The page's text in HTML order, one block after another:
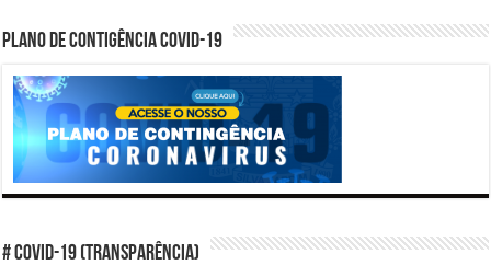
PLANO DE CONTIGÊNCIA COVID-19
# COVID-19 (TRANSPARÊNCIA)